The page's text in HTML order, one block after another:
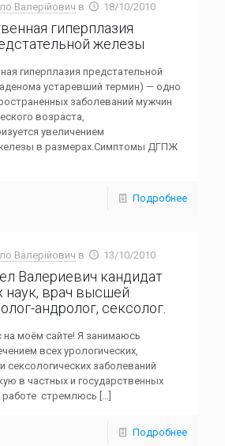
Валерійович в 18/10/2010
гиперплазия
железы
гиперплазия предстательной
устаревший термин) — одно
заболеваний мужчин
возраста,
увеличением
в размерах.Симптомы ДГПЖ
Подробнее
Валерійович в 13/10/2010
Валериевич кандидат
наук, врач высшей
андролог, сексолог.
моём сайте! Я занимаюсь
всех урологических,
сексологических заболеваний
в частных и государственных
работе стремлюсь […]
Подробнее